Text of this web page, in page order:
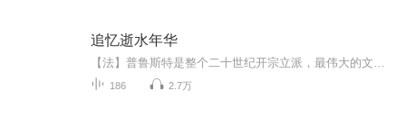
追忆逝水年华
186 2.7万